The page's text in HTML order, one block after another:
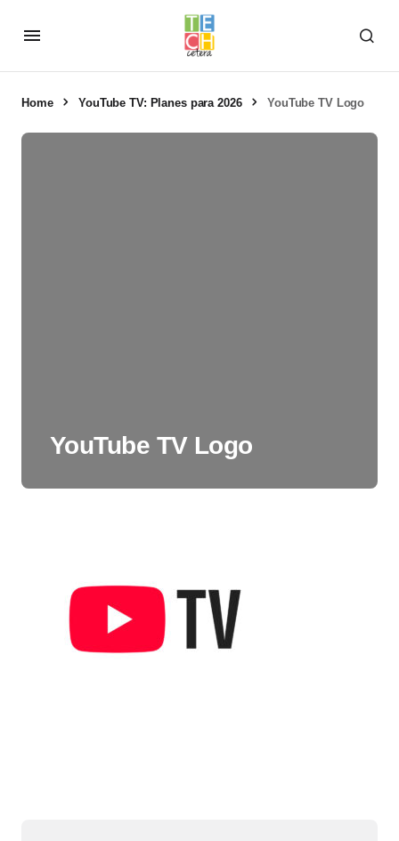
Home YouTube TV: Planes para 2026 YouTube TV Logo
YouTube TV Logo